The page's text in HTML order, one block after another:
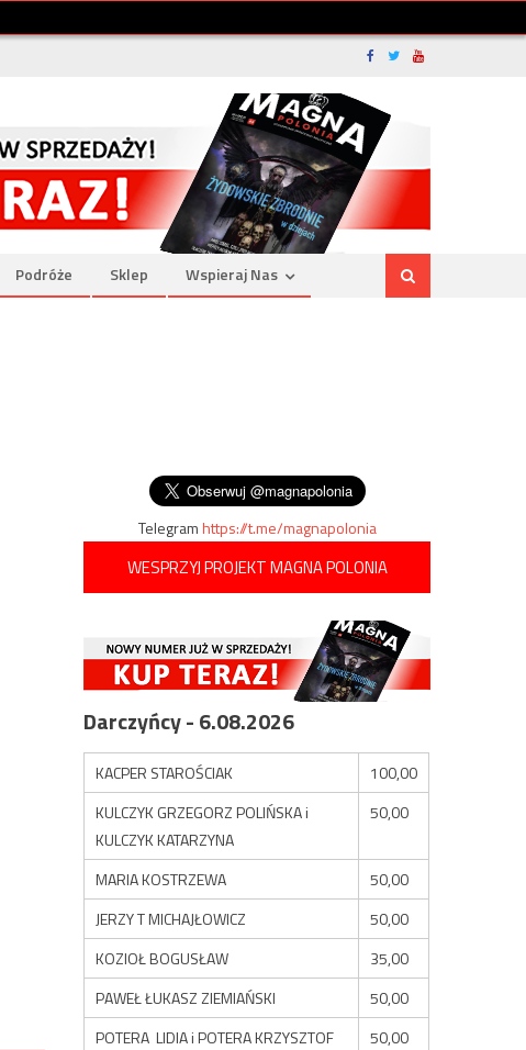
Podróże Sklep Wspieraj Nas
Telegramhttps://t.me/magnapolonia
WESPRZYJ PROJEKT MAGNA POLONIA
Darczyńcy - 6.08.2026
KACPER STAROŚCIAK
100,00
KULCZYK GRZEGORZ POLIŃSKA i
KULCZYK KATARZYNA
50,00
MARIA KOSTRZEWA
50,00
JERZY T MICHAJŁOWICZ
50,00
KOZIOŁ BOGUSŁAW
35,00
PAWEŁ ŁUKASZ ZIEMIAŃSKI
50,00
POTERA LIDIA i POTERA KRZYSZTOF
50,00